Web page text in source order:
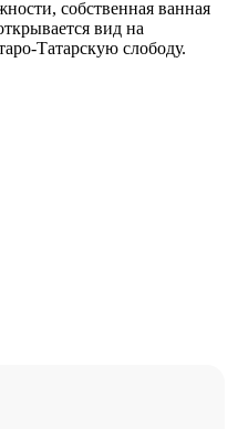
собственная ванная
вид на
Татарскую слободу.